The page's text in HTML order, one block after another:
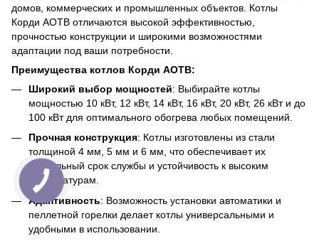
домов, коммерческих и промышленных объектов. Котлы
Корди АОТВ отличаются высокой эффективностью,
прочностью конструкции и широкими возможностями
адаптации под ваши потребности.
Преимущества котлов Корди АОТВ:
Широкий выбор мощностей: Выбирайте котлы
мощностью 10 кВт, 12 кВт, 14 кВт, 16 кВт, 20 кВт, 26 кВт и до
100 кВт для оптимального обогрева любых помещений.
Прочная конструкция: Котлы изготовлены из стали
толщиной 4 мм, 5 мм и 6 мм, что обеспечивает их
длительный срок службы и устойчивость к высоким
температурам.
Адаптивность: Возможность установки автоматики и
пеллетной горелки делает котлы универсальными и
удобными в использовании.